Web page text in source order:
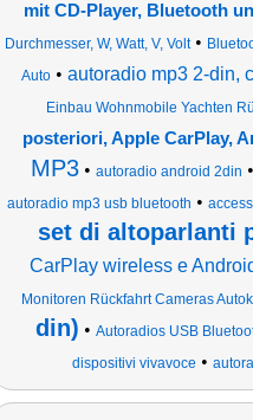
mit CD-Player, Bluetooth
Durchmesser, W, Watt, V, Volt•
Auto• autoradio mp3 2-din,
Einbau Wohnmobile Yachten
posteriori, Apple CarPlay,
MP3• autoradio android 2din
autoradio mp3 usb bluetooth •
set di altoparlanti
CarPlay wireless e
Monitoren Rückfahrt Cameras
din) • Autoradios USB
dispositivi vivavoce •